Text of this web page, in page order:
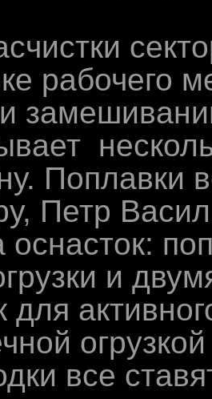
рабочего
Поплавки
Петр
и
для
все